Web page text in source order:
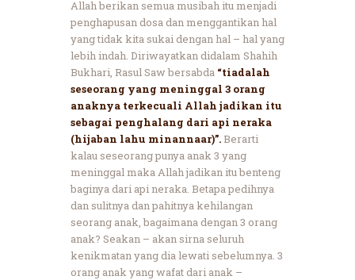
Allah berikan semua musibah itu menjadi
penghapusan dosa dan menggantikan hal
yang tidak kita sukai dengan hal – hal yang
lebih indah. Diriwayatkan didalam Shahih
Bukhari, Rasul Saw bersabda “tiadalah
seseorang yang meninggal 3 orang
anaknya terkecuali Allah jadikan itu
sebagai penghalang dari api neraka
(hijaban lahu minannaar)”.Berarti
kalau seseorang punya anak 3 yang
meninggal maka Allah jadikan itu benteng
baginya dari api neraka. Betapa pedihnya
dan sulitnya dan pahitnya kehilangan
seorang anak, bagaimana dengan 3 orang
anak? Seakan – akan sirna seluruh
kenikmatan yang dia lewati sebelumnya. 3
orang anak yang wafat dari anak –